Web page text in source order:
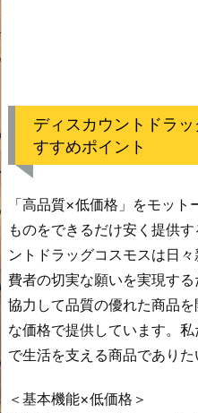
ディスカウントドラ
すすめポイント
「高品質×低価格」をモッ
ものをできるだけ安く提供
ントドラッグコスモスは日
費者の切実な願いを実現す
協力して品質の優れた商品
な価格で提供しています。
で生活を支える商品でありた
＜基本機能×低価格＞